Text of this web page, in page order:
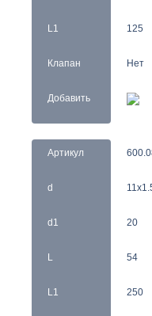
L1
Клапан
Добавить
125
Нет
Артикул
d
d1
L
L1
20
54
250